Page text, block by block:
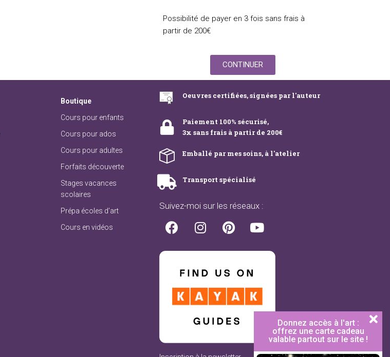
Possibilité de payer en 3 fois sans frais à
partir de 200€
CONTINUER
Donnez accès à l'art :
offrez une carte cadeau
valable partout sur le site !
Boutique
Cours pour enfants
Cours pour ados
Cours pour adultes
Forfaits découverte
Stages vacances
scolaires
Prépa écoles d’art
Cours en vidéos
Oeuvres certifiées, signées par l'auteur
Paiement 100% sécurisé,
3x sans frais à partir de 200€
Emballé par mes soins, à l'atelier
Transport spécialisé
Suivez-moi sur les réseaux :